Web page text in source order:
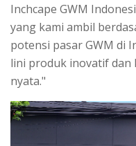
Inchcape GWM
yang kami ambil
potensi pasar GWM di
lini produk inovatif dan
nyata."